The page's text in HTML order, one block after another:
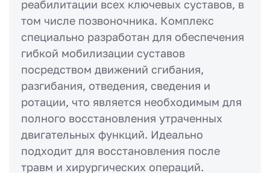
реабилитации всех ключевых суставов, в
том числе позвоночника. Комплекс
специально разработан для обеспечения
гибкой мобилизации суставов
посредством движений сгибания,
разгибания, отведения, сведения и
ротации, что является необходимым для
полного восстановления утраченных
двигательных функций. Идеально
подходит для восстановления после
травм и хирургических операций.